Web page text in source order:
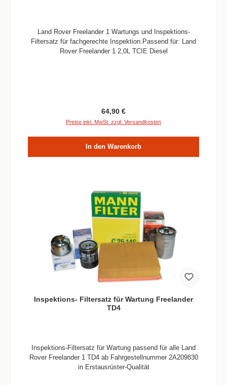
Land Rover Freelander 1 Wartungs und Inspektions-
Filtersatz für fachgerechte Inspektion.Passend für: Land
Rover Freelander 1 2,0L TCIE Diesel
Regulärer Preis:
64,90 €
Preise inkl. MwSt. zzgl. Versandkosten
In den Warenkorb
Inspektions- Filtersatz für Wartung Freelander
TD4
Inspektions-Filtersatz für Wartung passend für alle Land
Rover Freelander 1 TD4 ab Fahrgestellnummer 2A209830
in Erstausrüster-Qualität